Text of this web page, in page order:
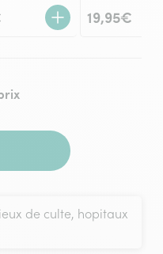
19,95€
de culte, hopitaux